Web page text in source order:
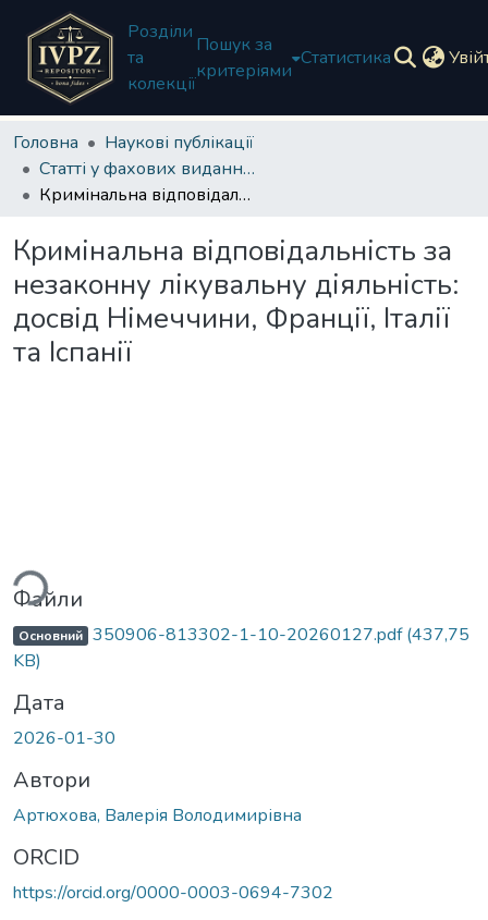
Розділи
та
колекції
Пошук за
критеріями
Статистика
Головна
Наукові публікації
Статті у фахових виданнях України
Кримінальна відповідальність за незаконну лікувальну діяльність: досвід Німеччини, Франції, Італії та Іспанії
Кримінальна відповідальність за
незаконну лікувальну діяльність:
досвід Німеччини, Франції, Італії
та Іспанії
Файли
Основний 350906-813302-1-10-20260127.pdf(437,75
KB)
Дата
2026-01-30
Автори
Артюхова, Валерія Володимирівна
ORCID
https://orcid.org/0000-0003-0694-7302